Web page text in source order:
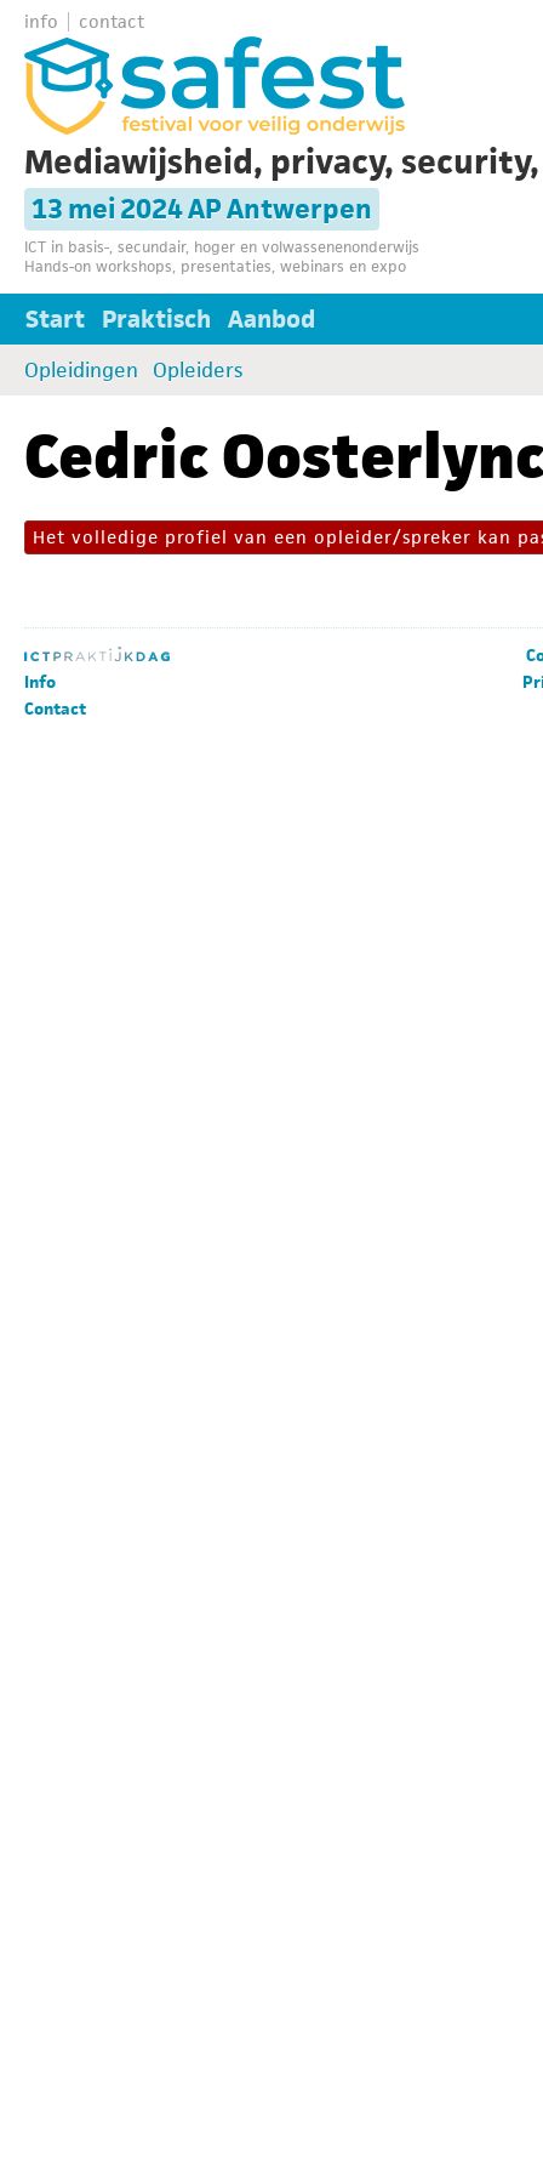
info contact
Mediawijsheid, privacy,
13 mei 2024 AP Antwerpen
ICT in basis-, secundair, hoger en volwassenenonderwijs
Hands-on workshops, presentaties, webinars en expo
Start Praktisch Aanbod
Opleidingen Opleiders
Cedric
Het volledige profiel van een opleider/spreker kan
Info
Contact